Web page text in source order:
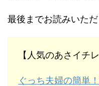
最後までお読みいた
【人気のあさイチ
ぐっち夫婦の簡単